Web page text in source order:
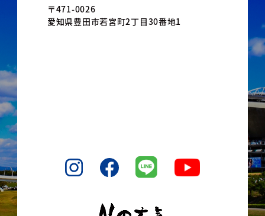
〒471-0026
愛知県豊田市若宮町2丁目30番地1